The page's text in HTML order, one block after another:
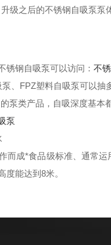
级之后的不锈钢自吸泵
锈钢自吸泵可以访问： 不
、FPZ塑料自吸泵可以抽
泵类产品，自吸深度基
泵
而成*食品级标准、通常
能达到8米。